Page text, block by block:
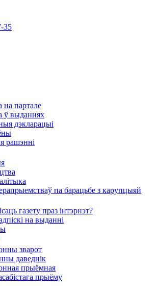
35
на партале
ў выданнях
дэкларацыі
рашэнні
па барацьбе з карупцыяй
газету праз інтэрнэт?
на выданні
зварот
даведнік
прыёмная
прыёму